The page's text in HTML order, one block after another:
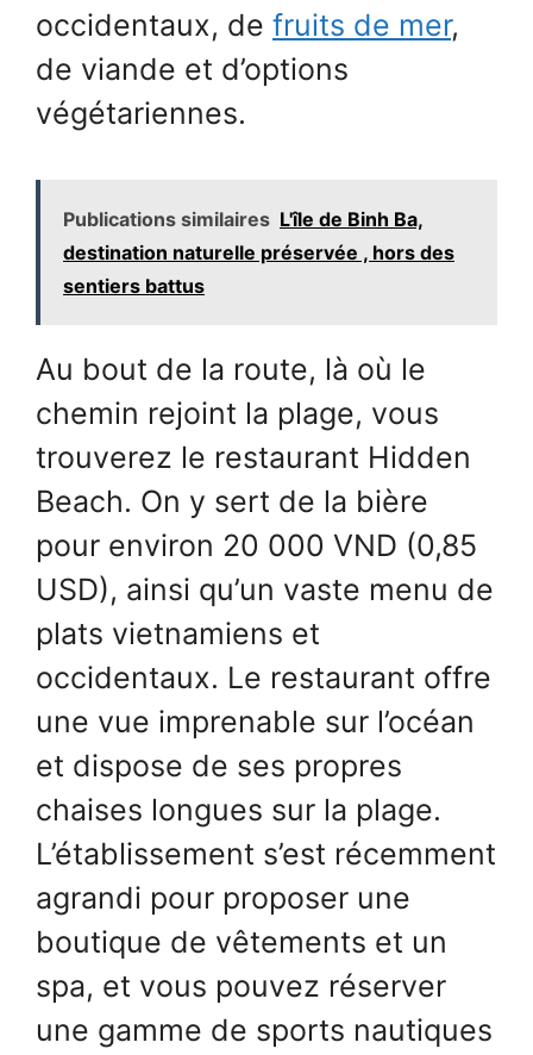
occidentaux, de fruits de mer,
de viande et d’options
végétariennes.
Publications similaires L'île de Binh Ba,
destination naturelle préservée , hors des
sentiers battus
Au bout de la route, là où le
chemin rejoint la plage, vous
trouverez le restaurant Hidden
Beach. On y sert de la bière
pour environ 20 000 VND (0,85
USD), ainsi qu’un vaste menu de
plats vietnamiens et
occidentaux. Le restaurant offre
une vue imprenable sur l’océan
et dispose de ses propres
chaises longues sur la plage.
L’établissement s’est récemment
agrandi pour proposer une
boutique de vêtements et un
spa, et vous pouvez réserver
une gamme de sports nautiques